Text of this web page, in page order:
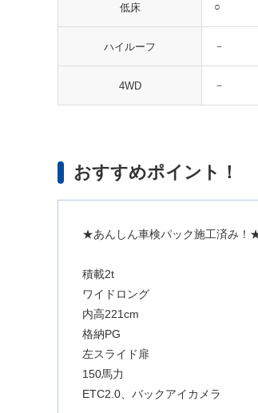
低床 ○
ハイルーフ －
4WD －
おすすめポイント！
★あんしん車検パック施工済み！
積載2t
ワイドロング
内高221cm
格納PG
左スライド扉
150馬力
ETC2.0、バックアイカメラ